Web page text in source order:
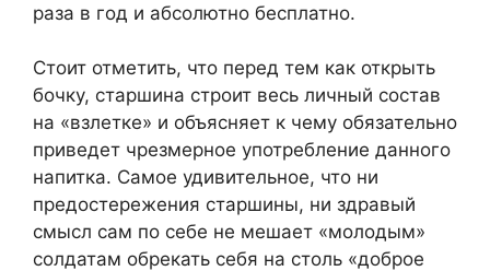
раза в год и абсолютно бесплатно.
Стоит отметить, что перед тем как открыть
бочку, старшина строит весь личный состав
на «взлетке» и объясняет к чему обязательно
приведет чрезмерное употребление данного
напитка. Самое удивительное, что ни
предостережения старшины, ни здравый
смысл сам по себе не мешает «молодым»
солдатам обрекать себя на столь «доброе